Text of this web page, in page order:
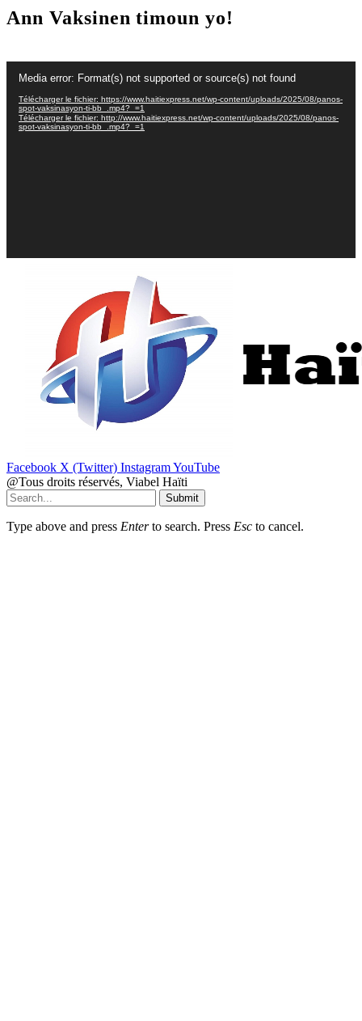
Ann Vaksinen timoun yo!
vidéo
Media error: Format(s) not supported or source(s) not found
Télécharger le fichier: https://www.haitiexpress.net/wp-content/uploads/2025/08/panos-
spot-vaksinasyon-ti-bb_.mp4?_=1
Télécharger le fichier: http://www.haitiexpress.net/wp-content/uploads/2025/08/panos-
spot-vaksinasyon-ti-bb_.mp4?_=1
Facebook X (Twitter) InstagramYouTube
@Tous droits réservés, Viabel Haïti
Submit
Type above and press Enterto search. Press Esc to cancel.